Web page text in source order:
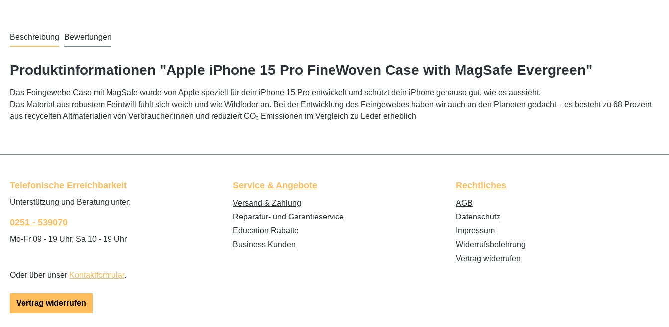
Beschreibung Bewertungen
Produktinformationen "Apple iPhone 15 Pro FineWoven Case with MagSafe Evergreen"
Das Feingewebe Case mit MagSafe wurde von Apple speziell für dein iPhone 15 Pro entwickelt und schützt dein iPhone genauso gut, wie es aussieht.
Das Material aus robustem Feintwill fühlt sich weich und wie Wildleder an. Bei der Entwicklung des Feingewebes haben wir auch an den Planeten gedacht – es besteht zu 68 Prozent
aus recycelten Altmaterialien von Verbraucher:innen und reduziert CO₂ Emissionen im Vergleich zu Leder erheblich
Telefonische Erreichbarkeit
Unterstützung und Beratung unter:
0251 - 539070
Mo-Fr 09 - 19 Uhr, Sa 10 - 19 Uhr
Oder über unser Kontaktformular.
Vertrag widerrufen
Service & Angebote
Versand & Zahlung
Reparatur- und Garantieservice
Education Rabatte
Business Kunden
Rechtliches
AGB
Datenschutz
Impressum
Widerrufsbelehrung
Vertrag widerrufen